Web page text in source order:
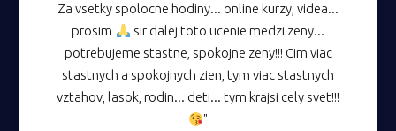
Za vsetky spolocne hodiny... online kurzy, videa...
prosim
sir dalej toto ucenie medzi zeny...
potrebujeme stastne, spokojne zeny!!! Cim viac
stastnych a spokojnych zien, tym viac stastnych
vztahov, lasok, rodin... deti... tym krajsi cely svet!!!
"